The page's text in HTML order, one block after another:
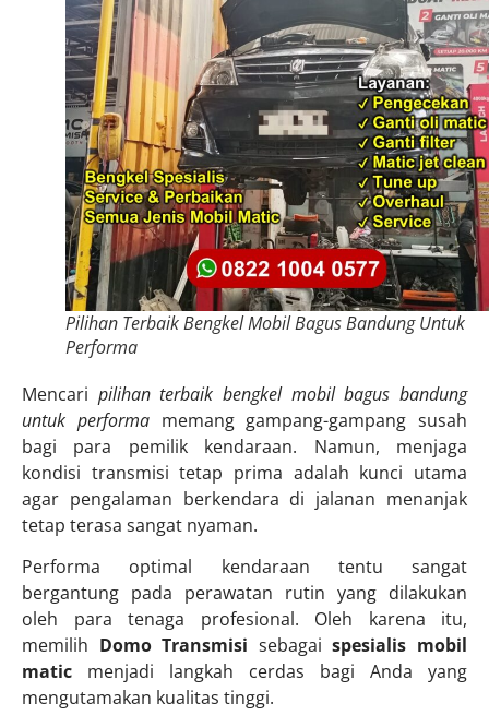
Pilihan Terbaik Bengkel Mobil Bagus Bandung Untuk
Performa
Mencari pilihan terbaik bengkel mobil bagus bandung
untuk performamemang gampang-gampang susah
bagi para pemilik kendaraan. Namun, menjaga
kondisi transmisi tetap prima adalah kunci utama
agar pengalaman berkendara di jalanan menanjak
tetap terasa sangat nyaman.
Performa optimal kendaraan tentu sangat
bergantung pada perawatan rutin yang dilakukan
oleh para tenaga profesional. Oleh karena itu,
memilih Domo Transmisi sebagaispesialis mobil
matic menjadi langkah cerdas bagi Anda yang
mengutamakan kualitas tinggi.